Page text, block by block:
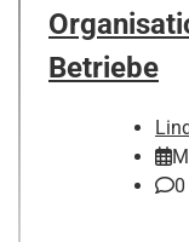
Betriebe
0